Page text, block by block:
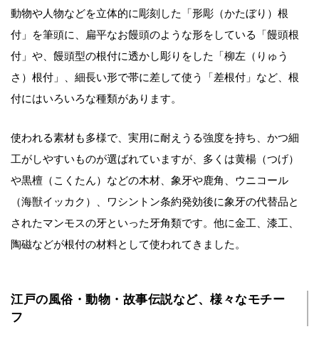
動物や人物などを立体的に彫刻した「形彫（かたぼり）根
付」を筆頭に、扁平なお饅頭のような形をしている「饅頭根
付」や、饅頭型の根付に透かし彫りをした「柳左（りゅう
さ）根付」、細長い形で帯に差して使う「差根付」など、根
付にはいろいろな種類があります。
使われる素材も多様で、実用に耐えうる強度を持ち、かつ細
工がしやすいものが選ばれていますが、多くは黄楊（つげ）
や黒檀（こくたん）などの木材、象牙や鹿角、ウニコール
（海獣イッカク）、ワシントン条約発効後に象牙の代替品と
されたマンモスの牙といった牙角類です。他に金工、漆工、
陶磁などが根付の材料として使われてきました。
江戸の風俗・動物・故事伝説など、様々なモチー
フ